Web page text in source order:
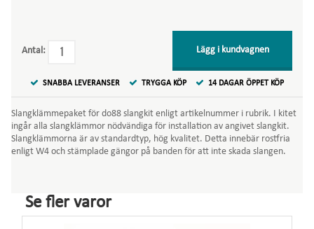
Antal: Lägg i kundvagnen
SNABBA LEVERANSER TRYGGA KÖP 14 DAGAR ÖPPET KÖP
Slangklämmepaket för do88 slangkit enligt artikelnummer i rubrik. I kitet
ingår alla slangklämmor nödvändiga för installation av angivet slangkit.
Slangklämmorna är av standardtyp, hög kvalitet. Detta innebär rostfria
enligt W4 och stämplade gängor på banden för att inte skada slangen.
Se fler varor